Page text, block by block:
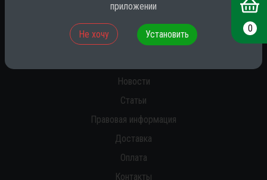
* принадлежит компании Meta (признана экстремистской на территории
Новости
Статьи
Правовая информация
Доставка
Оплата
Контакты
0
приложении
Не хочу Установить